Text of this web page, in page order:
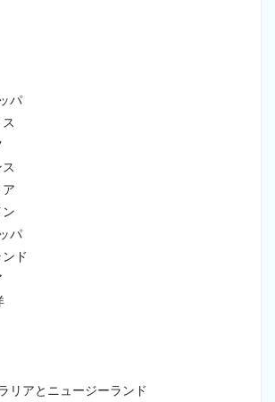
パ
ア
ン
パ
ド
リアとニュージーランド